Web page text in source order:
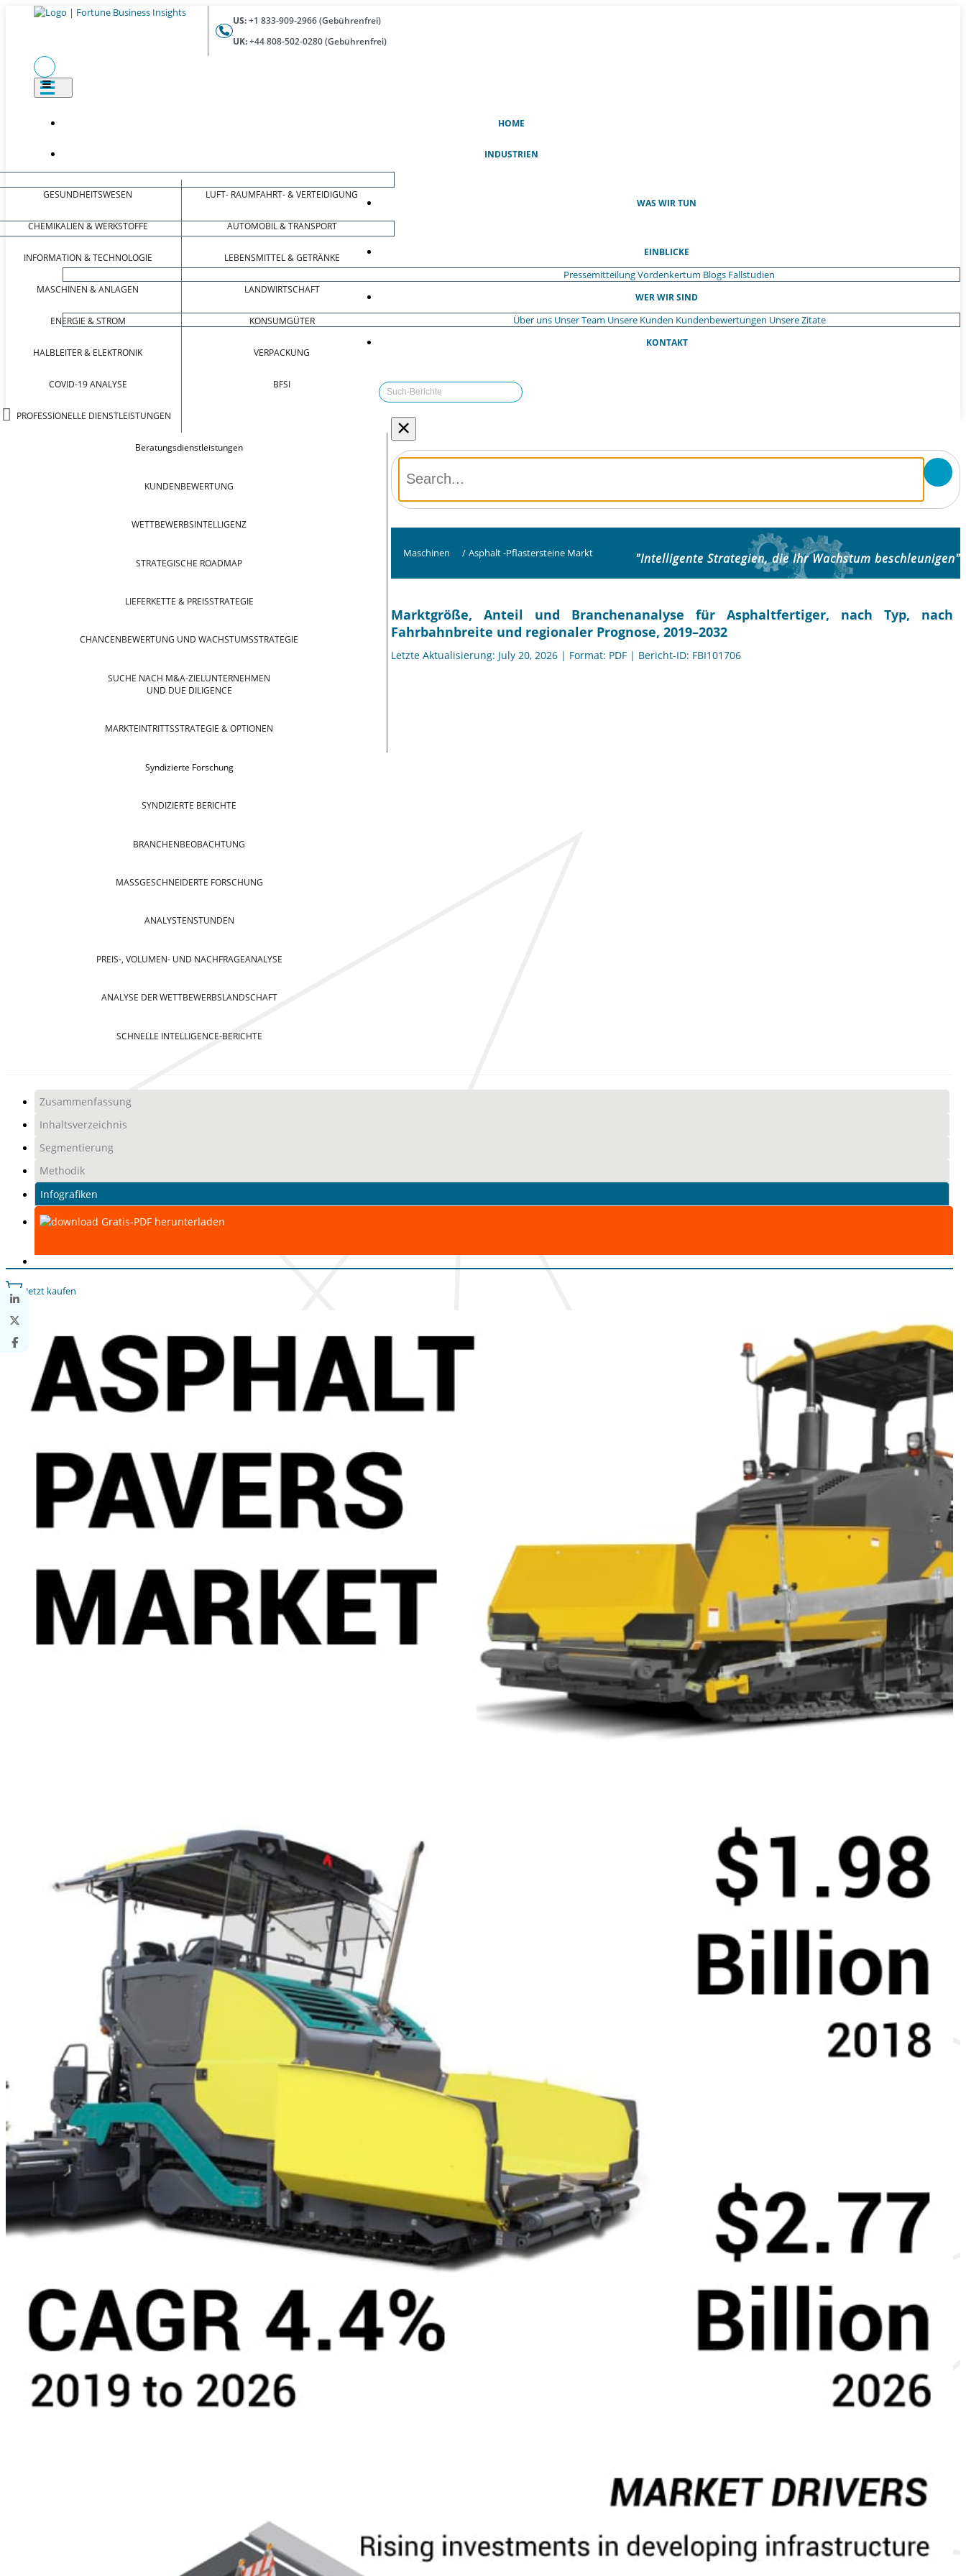
US:+1 833-909-2966 (Gebührenfrei)
UK:+44 808-502-0280 (Gebührenfrei)
HOME
INDUSTRIEN
GESUNDHEITSWESEN
CHEMIKALIEN & WERKSTOFFE
INFORMATION & TECHNOLOGIE
MASCHINEN & ANLAGEN
ENERGIE & STROM
HALBLEITER & ELEKTRONIK
COVID-19 ANALYSE
PROFESSIONELLE DIENSTLEISTUNGEN
LUFT- RAUMFAHRT- & VERTEIDIGUNG
AUTOMOBIL & TRANSPORT
LEBENSMITTEL & GETRÄNKE
LANDWIRTSCHAFT
KONSUMGÜTER
VERPACKUNG
BFSI
WAS WIR TUN
Beratungsdienstleistungen
KUNDENBEWERTUNG
WETTBEWERBSINTELLIGENZ
STRATEGISCHE ROADMAP
LIEFERKETTE & PREISSTRATEGIE
CHANCENBEWERTUNG UND WACHSTUMSSTRATEGIE
SUCHE NACH M&A-ZIELUNTERNEHMEN
UND DUE DILIGENCE
MARKTEINTRITTSSTRATEGIE & OPTIONEN
Syndizierte Forschung
SYNDIZIERTE BERICHTE
BRANCHENBEOBACHTUNG
MASSGESCHNEIDERTE FORSCHUNG
ANALYSTENSTUNDEN
PREIS-, VOLUMEN- UND NACHFRAGEANALYSE
ANALYSE DER WETTBEWERBSLANDSCHAFT
SCHNELLE INTELLIGENCE-BERICHTE
EINBLICKE
PressemitteilungVordenkertum Blogs Fallstudien
WER WIR SIND
Über uns Unser Team Unsere Kunden Kundenbewertungen Unsere Zitate
KONTAKT
×
Maschinen / Asphalt -Pflastersteine Markt "Intelligente Strategien, die Ihr Wachstum beschleunigen"
Marktgröße, Anteil und Branchenanalyse für Asphaltfertiger, nach Typ, nach
Fahrbahnbreite und regionaler Prognose, 2019–2032
Letzte Aktualisierung: July 20, 2026 | Format: PDF | Bericht-ID: FBI101706
Zusammenfassung
Inhaltsverzeichnis
Segmentierung
Methodik
Infografiken
Gratis-PDF herunterladen
Jetzt kaufen